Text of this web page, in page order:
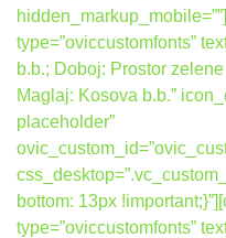
type=”oviccustomfonts”
b.b.; Doboj: Prostor
Maglaj: Kosova b.b.”
placeholder”
bottom: 13px
type=”oviccustomfonts”